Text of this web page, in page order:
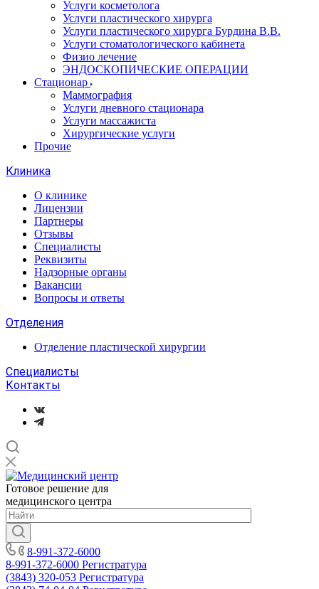
Услуги косметолога
Услуги пластического хирурга
Услуги пластического хирурга Бурдина В.В.
Услуги стоматологического кабинета
Физио лечение
ЭНДОСКОПИЧЕСКИЕ ОПЕРАЦИИ
Стационар
Маммография
Услуги дневного стационара
Услуги массажиста
Хирургические услуги
Прочие
Клиника
О клинике
Лицензии
Партнеры
Отзывы
Специалисты
Реквизиты
Надзорные органы
Вакансии
Вопросы и ответы
Отделения
Отделение пластической хирургии
Специалисты
Контакты
Готовое решение для
медицинского центра
8-991-372-6000
8-991-372-6000 Регистратура
(3843) 320-053 Регистратура